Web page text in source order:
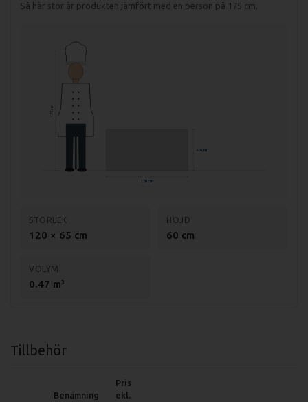
Tekniska Specifikationer:
Vikt (netto): 104 kg
Vikt (brutto): 134 kg
Temp. område: +2°C till +7°C
Material: Rostfritt stål
Så här stor är produkten jämfört med en person på 175 cm.
175 cm
60 cm
120 cm
STORLEK
120 × 65 cm
HÖJD
60 cm
VOLYM
0.47 m³
Tillbehör
Benämning
Pris
ekl.